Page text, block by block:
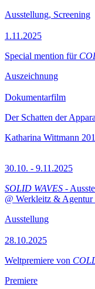
Ausstellung, Screening
1.11.2025
Special mention für
Auszeichnung
Dokumentarfilm
Der Schatten der
Katharina Wittmann
30.10. - 9.11.2025
SOLID WAVES -
@ Werkleitz &
Ausstellung
28.10.2025
Weltpremiere von
Premiere